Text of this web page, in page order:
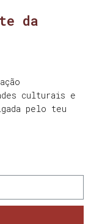
da
culturais e
pelo teu